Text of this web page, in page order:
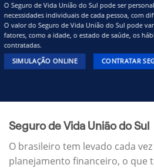
O Seguro de Vida União do Sul pode ser
necessidades individuais de cada pessoa, com
O valor do Seguro de Vida União do Sul pode
fatores, como a idade, o estado de saúde, os
contratadas.
SIMULAÇÃO ONLINE CONTRATAR
Seguro de Vida União do Sul
O brasileiro tem levado cada
planejamento financeiro, o que